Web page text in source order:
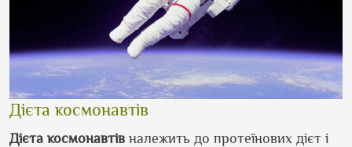
Дієта космонавтів
Дієта космонавтів належить до протеїнових дієт і